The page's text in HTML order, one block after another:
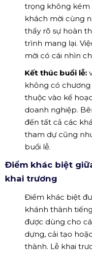
trọng không kém
khách mời cùng
thấy rõ sự hoàn
trình mang lại.
mời có cái nhìn
Kết thúc buổi lễ:
không có
thuộc vào kế
doanh nghiệp.
đến tất cả các
tham dự cũng
buổi lễ.
Điểm khác biệt
khai trương
Điểm khác biệt
khánh thành
được dùng cho
dựng, cải tạo
thành. Lễ khai